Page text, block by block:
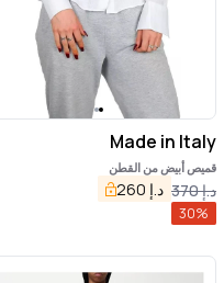
Made in Italy
قميص أبيض من القطن
د.إ370 د.إ 260
30%